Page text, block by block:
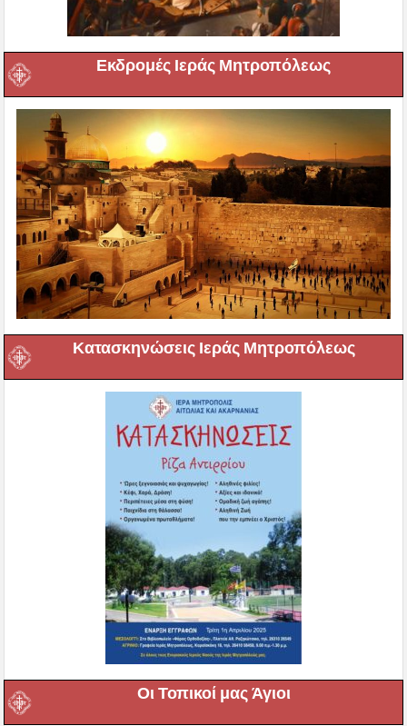
Εκδρομές Ιεράς Μητροπόλεως
Κατασκηνώσεις Ιεράς Μητροπόλεως
Οι Τοπικοί μας Άγιοι